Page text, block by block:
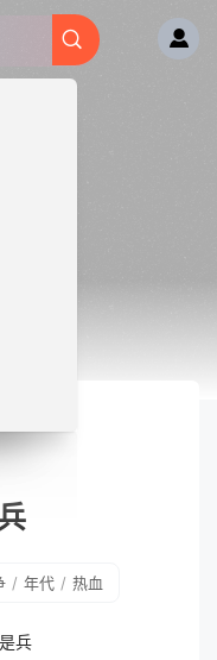
/ 年代 / 热血
兵